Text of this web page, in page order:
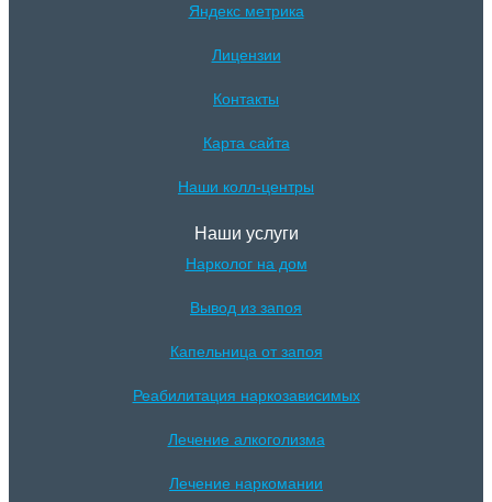
Яндекс метрика
Лицензии
Контакты
Карта сайта
Наши колл-центры
Наши услуги
Нарколог на дом
Вывод из запоя
Капельница от запоя
Реабилитация наркозависимых
Лечение алкоголизма
Лечение наркомании